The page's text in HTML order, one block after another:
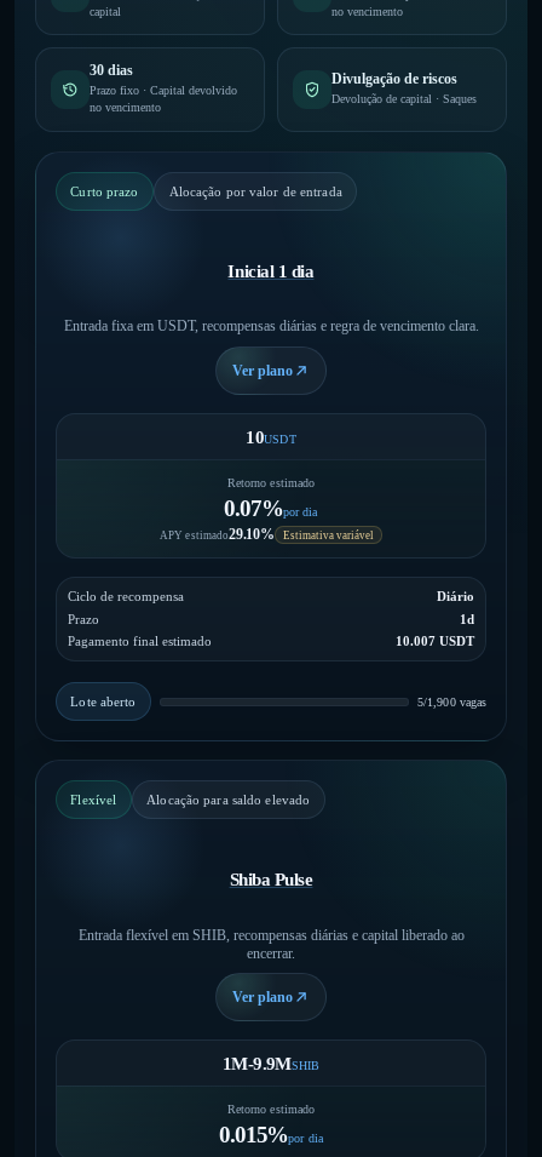
capital
no vencimento
30 dias
Prazo fixo · Capital devolvido
no vencimento
Divulgação de riscos
Devolução de capital · Saques
Curto prazo Alocação por valor de entrada
Inicial 1 dia
Entrada fixa em USDT, recompensas diárias e regra de vencimento clara.
Ver plano
10USDT
Retorno estimado
0.07%por dia
APY estimado29.10% Estimativa variável
Ciclo de recompensa
Diário
Prazo
1d
Pagamento final estimado
10.007 USDT
Lote aberto 5/1,900 vagas
Flexível Alocação para saldo elevado
Shiba Pulse
Entrada flexível em SHIB, recompensas diárias e capital liberado ao
encerrar.
Ver plano
1M-9.9MSHIB
Retorno estimado
0.015%por dia